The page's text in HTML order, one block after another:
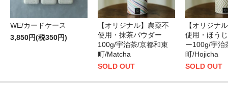
WE/カードケース
3,850円(税350円)
【オリジナル】農薬不
使用・抹茶パウダー
100g/宇治茶/京都和束
町/Matcha
SOLD OUT
【オリジナ
使用・ほう
ー100g/宇治
町/Hojicha
SOLD OUT